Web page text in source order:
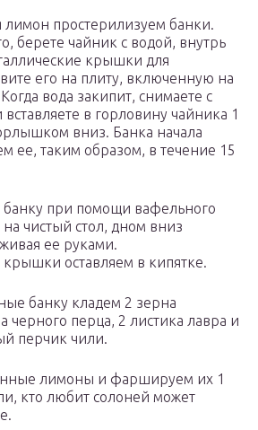
лимон простерилизуем банки.
берете чайник с водой, внутрь
крышки для
его на плиту, включенную на
вода закипит, снимаете с
в горловину чайника 1
вниз. Банка начала
ее, таким образом, в течение 15
при помощи вафельного
на чистый стол, дном вниз
ее руками.
оставляем в кипятке.
банку кладем 2 зерна
черного перца, 2 листика лавра и
перчик чили.
лимоны и фаршируем их 1
кто любит солоней может